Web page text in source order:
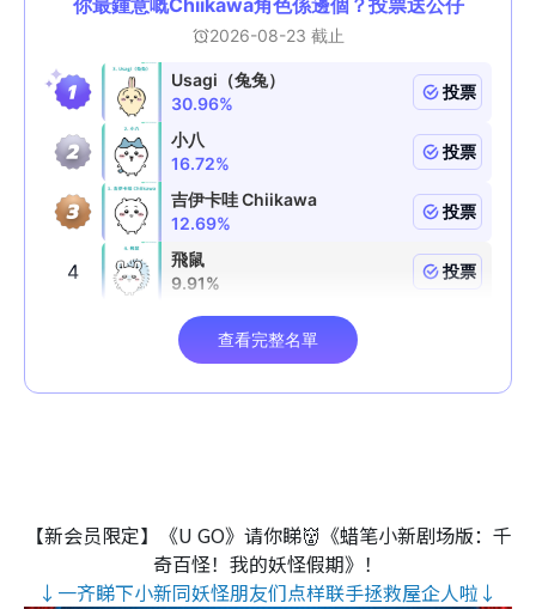
【新会员限定】《U GO》请你睇👹《蜡笔小新剧场版：千
奇百怪！我的妖怪假期》！
↓一齐睇下小新同妖怪朋友们点样联手拯救屋企人啦↓